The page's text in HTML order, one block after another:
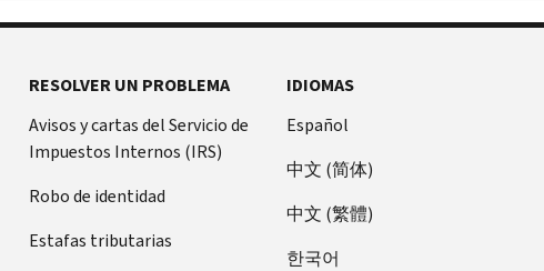
RESOLVER UN PROBLEMA
Avisos y cartas del Servicio de
Impuestos Internos (IRS)
Robo de identidad
Estafas tributarias
IDIOMAS
Español
中文 (简体)
中文 (繁體)
한국어